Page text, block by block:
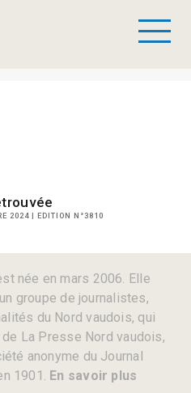
2024 | EDITION N°3810
née en mars 2006. Elle
groupe de journalistes,
du Nord vaudois, qui
La Presse Nord vaudois,
anonyme du Journal
1901. En savoir plus